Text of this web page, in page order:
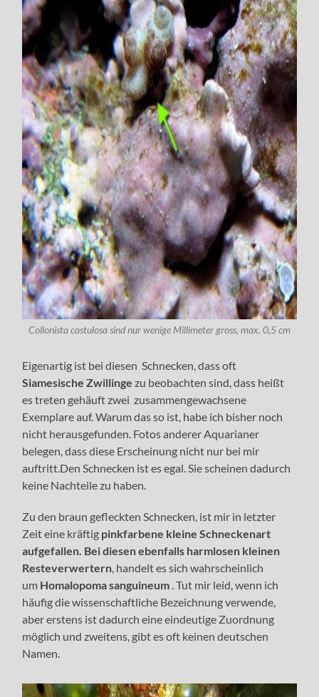
Collonista costulosa sind nur wenige Millimeter gross, max. 0,5 cm
Eigenartig ist bei diesen Schnecken, dass oft
Siamesische Zwillinge zu beobachten sind, dass heißt
es treten gehäuft zwei zusammengewachsene
Exemplare auf. Warum das so ist, habe ich bisher noch
nicht herausgefunden. Fotos anderer Aquarianer
belegen, dass diese Erscheinung nicht nur bei mir
auftritt.Den Schnecken ist es egal. Sie scheinen dadurch
keine Nachteile zu haben.
Zu den braun gefleckten Schnecken, ist mir in letzter
Zeit eine kräftig pinkfarbene kleine Schneckenart
aufgefallen. Bei diesen ebenfalls harmlosen kleinen
Resteverwertern, handelt es sich wahrscheinlich
um Homalopoma sanguineum . Tut mir leid, wenn ich
häufig die wissenschaftliche Bezeichnung verwende,
aber erstens ist dadurch eine eindeutige Zuordnung
möglich und zweitens, gibt es oft keinen deutschen
Namen.